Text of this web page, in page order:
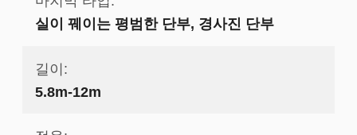
실이 꿰이는 평범한 단부, 경사진 단부
길이:
5.8m-12m